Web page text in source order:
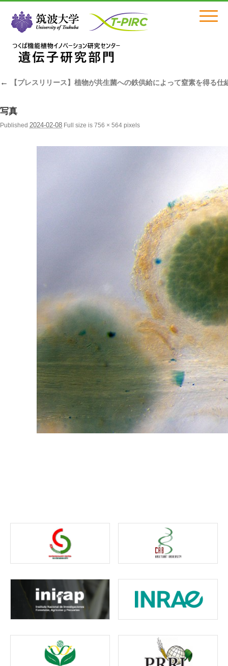
Click
← 【プレスリリース】植物が共生菌への鉄供給によって窒素を得る仕
写真
Published 2024-02-08 Full size is 756 × 564 pixels